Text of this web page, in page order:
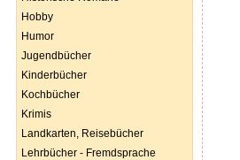
Hobby
Humor
Jugendbücher
Kinderbücher
Kochbücher
Krimis
Landkarten, Reisebücher
Lehrbücher - Fremdsprache